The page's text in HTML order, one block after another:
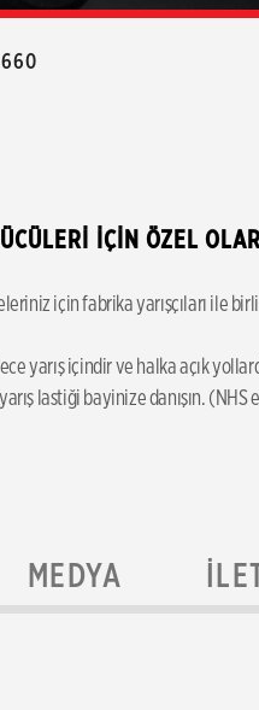
İÇİN ÖZEL
için fabrika yarışçıları ile
yarış içindir ve halka açık
lastiği bayinize danışın. (NHS
MEDYA